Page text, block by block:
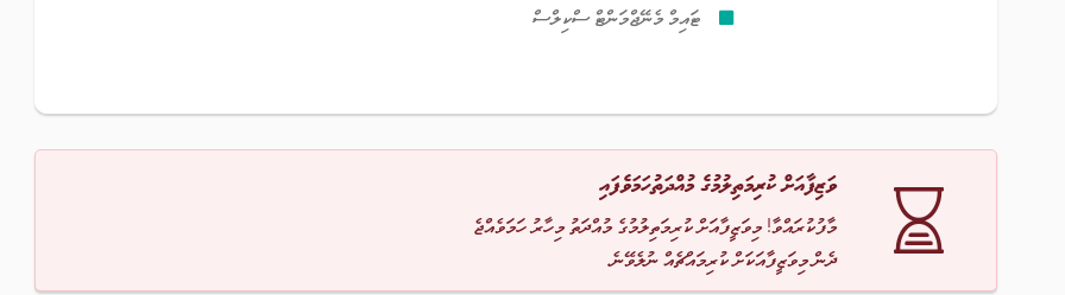
ޓައިމް މެނޭޖްމަންޓް ސްކިލްސް
ވަޒިފާއަށް ކުރިމަތިލުމުގެ މުއްދަތުހަމަވެފައި
މާފުކުރައްވާ! މިވަޒީފާއަށް ކުރިމަތިލުމުގެ މުއްދަތު މިހާރު ހަމަވެއްޖެ
ދެން މިވަޒީފާއަކަށް ކުރިމައްޗެއް ނުލެވޭނެ.